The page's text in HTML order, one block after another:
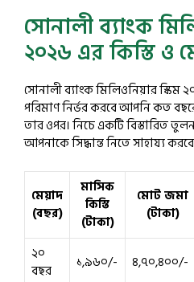
সোনালী ব্যাংক
২০২৬ এর কিস্তি ও
সোনালী ব্যাংক মিলিওনিয়ার
পরিমাণ নির্ভর করবে আপনি কত
তার ওপর। নিচে একটি বিস্তারিত
আপনাকে সিদ্ধান্ত নিতে সাহায্য
মেয়াদ
(বছর)
মাসিক
কিস্তি
(টাকা)
মোট জমা
(টাকা)
২০
বছর
১,৯৬০/- ৪,৭০,৪০০/-